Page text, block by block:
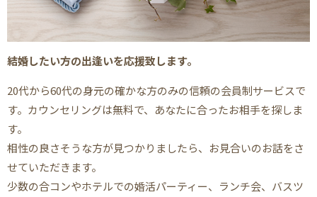
結婚したい方の出逢いを応援致します。
20代から60代の身元の確かな方のみの信頼の会員制サービスで
す。カウンセリングは無料で、あなたに合ったお相手を探しま
す。
相性の良さそうな方が見つかりましたら、お見合いのお話をさ
せていただきます。
少数の合コンやホテルでの婚活パーティー、ランチ会、バスツ